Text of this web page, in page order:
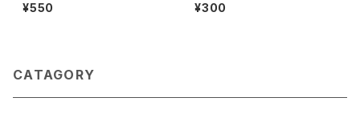
¥550 ¥300
CATAGORY